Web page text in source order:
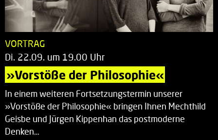
VORTRAG
Di. 22.09. um 19.00 Uhr
»Vorstöße der Philosophie«
In einem weiteren Fortsetzungstermin unserer
»Vorstöße der Philosophie« bringen Ihnen Mechthild
Geisbe und Jürgen Kippenhan das postmoderne
Denken…